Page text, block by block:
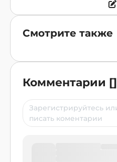
Смотрите также
Комментарии []